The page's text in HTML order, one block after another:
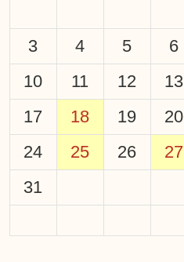
3
4 5 6
10
11 12 13
17
18 19 20
24
25 26 27
31